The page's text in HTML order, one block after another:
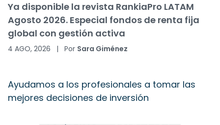
Ya disponible la revista RankiaPro LATAM
Agosto 2026. Especial fondos de renta fija
global con gestión activa
4 AGO, 2026 | Por Sara Giménez
Ayudamos a los profesionales a tomar las
mejores decisiones de inversión